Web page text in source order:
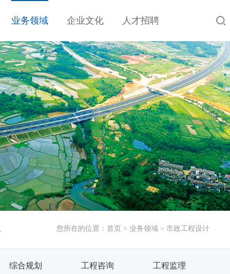
业务领域 企业文化 人才招聘
您所在的位置： 首页 > 业务领域> 市政工程设计
综合规划 工程咨询 工程监理